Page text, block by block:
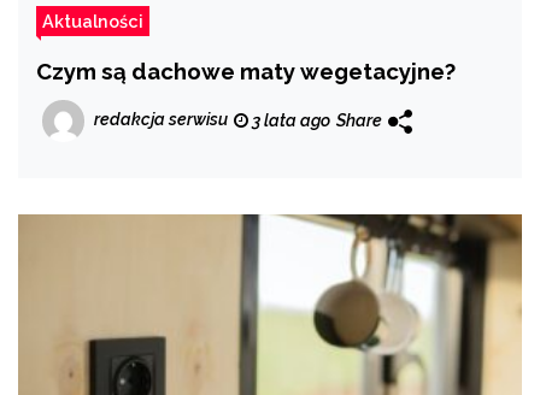
Aktualności
Czym są dachowe maty wegetacyjne?
redakcja serwisu 3 lata ago Share